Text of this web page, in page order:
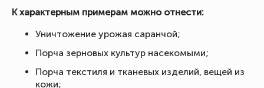
К характерным примерам можно отнести:
Уничтожение урожая саранчой;
Порча зерновых культур насекомыми;
Порча текстиля и тканевых изделий, вещей из
кожи;